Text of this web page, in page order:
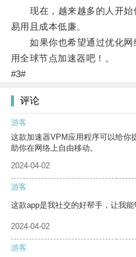
现在，越来越多的人开始
易用且成本低廉。
如果你也希望通过优化网
用全球节点加速器吧！。
#3#
评论
游客
这款加速器VPM应用程序可以给你
助你在网络上自由移动。
2024-04-02
游客
这款app是我社交的好帮手，让我
2024-04-02
游客